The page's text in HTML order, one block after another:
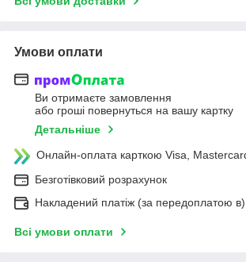
Умови оплати
Ви отримаєте замовлення
або гроші повернуться на вашу картку
Детальніше
Онлайн-оплата карткою Visa,
Безготівковий розрахунок
Накладений платіж (за передоплатою в)
Всі умови оплати